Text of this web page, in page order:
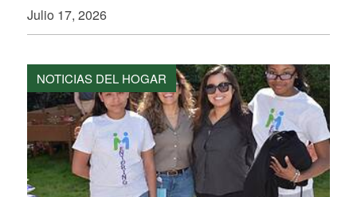
Julio 17, 2026
NOTICIAS DEL HOGAR